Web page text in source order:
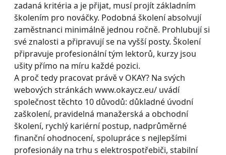
zadaná kritéria a je přijat, musí projít základním
školením pro nováčky. Podobná školení absolvují
zaměstnanci minimálně jednou ročně. Prohlubují si
své znalosti a připravují se na vyšší posty. Školení
připravuje profesionální tým lektorů, kurzy jsou
ušity přímo na míru každé pozici.
A proč tedy pracovat právě v OKAY? Na svých
webových stránkách www.okaycz.eu/ uvádí
společnost těchto 10 důvodů: důkladné úvodní
zaškolení, pravidelná manažerská a obchodní
školení, rychlý kariérní postup, nadprůměrné
finanční ohodnocení, spolupráce s nejlepšími
profesionály na trhu s elektrospotřebiči, stabilní